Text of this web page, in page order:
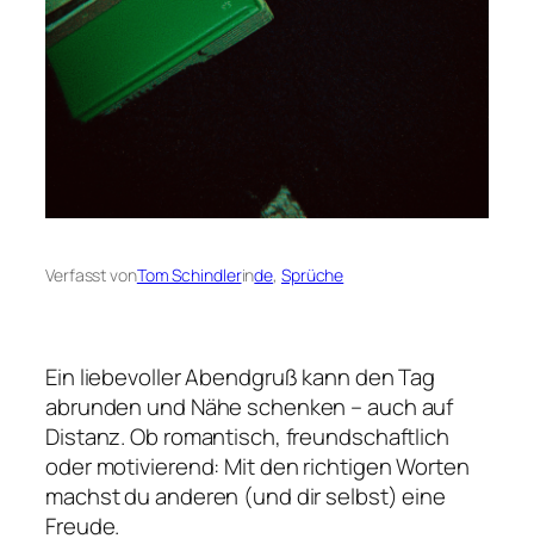
Verfasst vonTom Schindlerinde, Sprüche
Ein liebevoller Abendgruß kann den Tag
abrunden und Nähe schenken – auch auf
Distanz. Ob romantisch, freundschaftlich
oder motivierend: Mit den richtigen Worten
machst du anderen (und dir selbst) eine
Freude.